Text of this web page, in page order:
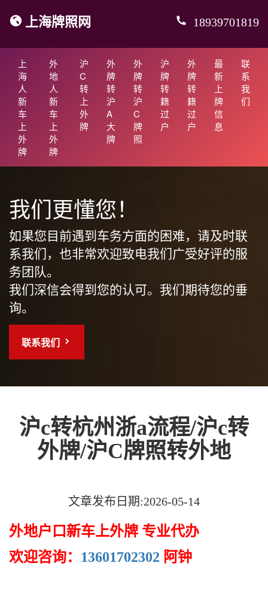
上海牌照网 18939701819
上
海
人
新
车
上
外
牌
外
地
人
新
车
上
外
牌
沪
C
转
上
外
牌
外
牌
转
沪
A
大
牌
外
牌
转
沪
C
牌
照
沪
牌
转
籍
过
户
外
牌
转
籍
过
户
最
新
上
牌
信
息
联
系
我
们
我们更懂您！
如果您目前遇到车务方面的困难，请及时联
系我们，也非常欢迎致电我们广受好评的服
务团队。
我们深信会得到您的认可。我们期待您的垂
询。
联系我们
沪c转杭州浙a流程/沪c转
外牌/沪C牌照转外地
文章发布日期:2026-05-14
外地户口新车上外牌 专业代办
欢迎咨询： 13601702302 阿钟